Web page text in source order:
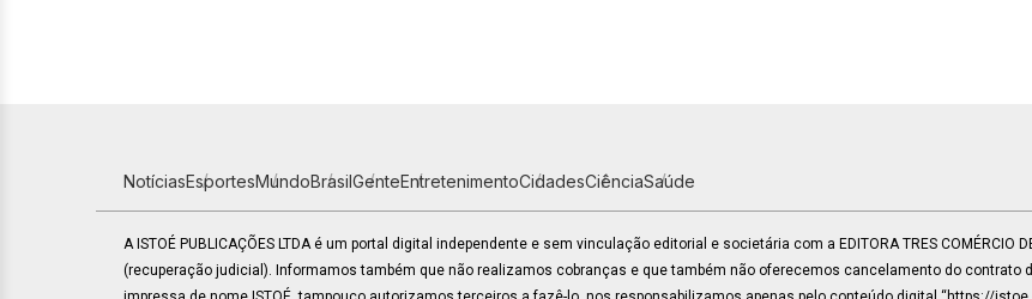
NotíciasEsportesMundoBrasilGenteEntretenimentoCidadesCiênciaSaúde
A ISTOÉ PUBLICAÇÕES LTDA é um portal digital independente e sem vinculação editorial e societária com a EDITORA TRES COMÉRCIO
(recuperação judicial). Informamos também que não realizamos cobranças e que também não oferecemos cancelamento do contrato